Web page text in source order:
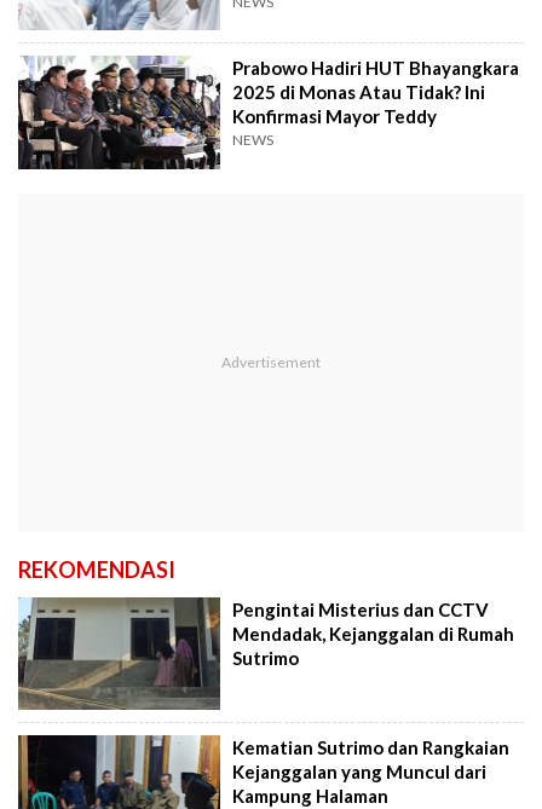
Prabowo Hadiri HUT Bhayangkara
2025 di Monas Atau Tidak? Ini
Konfirmasi Mayor Teddy
NEWS
REKOMENDASI
Pengintai Misterius dan CCTV
Mendadak, Kejanggalan di Rumah
Sutrimo
Kematian Sutrimo dan Rangkaian
Kejanggalan yang Muncul dari
Kampung Halaman